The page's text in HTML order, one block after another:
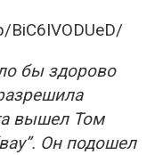
бы здорово
вышел Том
Он подошел